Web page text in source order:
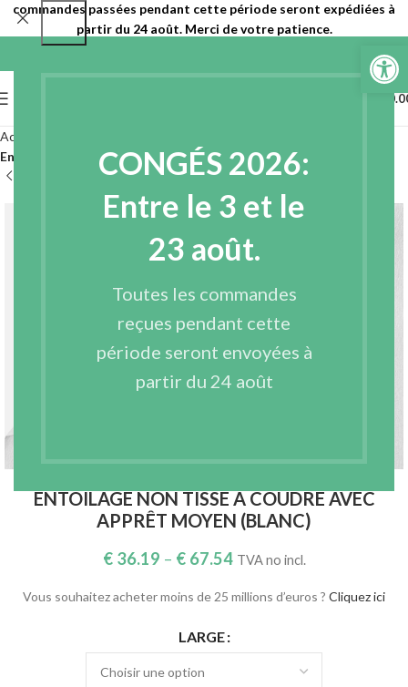
CONGÉS 2026:
Entre le 3 et le
23 août.
Toutes les commandes
reçues pendant cette
période seront envoyées à
partir du 24 août
Ouvrir
Accueil
Entoilages non tissés à coudre avec apprêt
ENTOILAGE NON TISSÉ À COUDRE AVEC
APPRÊT MOYEN (BLANC)
€36.19 – €67.54 TVA no incl.
Vous souhaitez acheter moins de 25 millions d’euros ? Cliquez ici
LARGE
commandes passées pendant cette période seront expédiées à
partir du 24 août. Merci de votre patience.